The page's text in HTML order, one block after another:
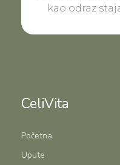
kao odraz
CeliVita
Početna
Upute